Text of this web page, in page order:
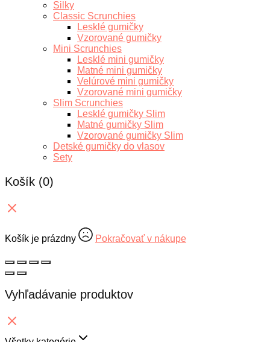
Silky
Classic Scrunchies
Lesklé gumičky
Vzorované gumičky
Mini Scrunchies
Lesklé mini gumičky
Matné mini gumičky
Velúrové mini gumičky
Vzorované mini gumičky
Slim Scrunchies
Lesklé gumičky Slim
Matné gumičky Slim
Vzorované gumičky Slim
Detské gumičky do vlasov
Sety
Košík (0)
Košík je prázdny Pokračovať v nákupe
Vyhľadávanie produktov